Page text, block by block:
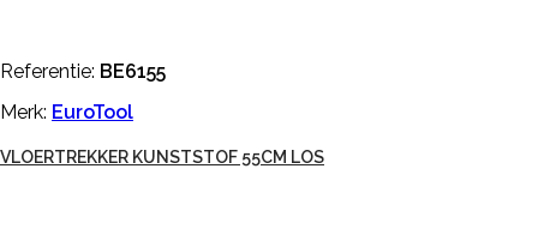
Referentie: BE6155
Merk: EuroTool
VLOERTREKKER KUNSTSTOF 55CM LOS